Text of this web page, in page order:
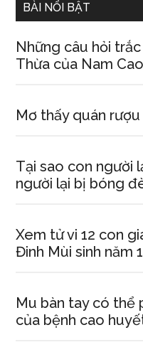
BÀI NỔI BẬT
Những câu hỏi
Thừa của Nam Cao
Mơ thấy quán rượu
Tại sao con người
người lại bị bóng
Xem tử vi 12 con
Đinh Mùi sinh năm
Mu bàn tay có thể
của bệnh cao